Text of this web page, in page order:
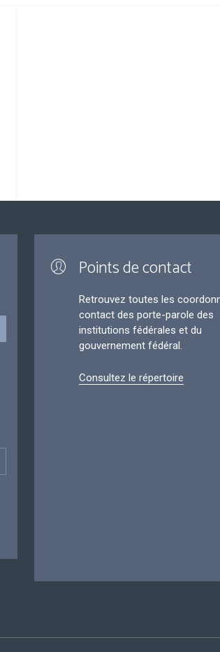
Points de contact
Retrouvez toutes les
contact des porte-parole des
institutions fédérales et du
gouvernement fédéral.
Consultez le répertoire